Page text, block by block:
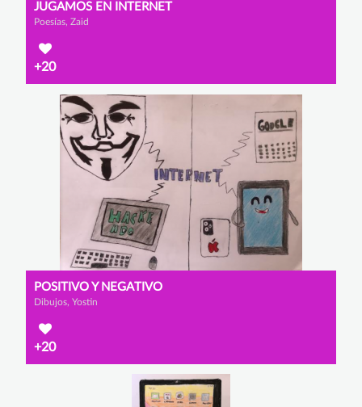
JUGAMOS EN INTERNET
Poesías, Zaid
+20
POSITIVO Y NEGATIVO
Dibujos, Yostin
+20